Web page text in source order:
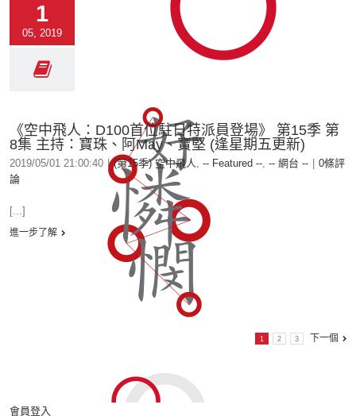
1
05, 2019
《空中飛人：D100首位駐日特派員登場》 第15季 第
8集 主持：寶珠、阿May、寶堅 (逢星期五更新)
2019/05/01 21:00:40 | (第15季) 空中飛人, -- Featured --, -- 網台 --
0條評
論
[...]
進一步了解
1 2 3 下一個
會員登入